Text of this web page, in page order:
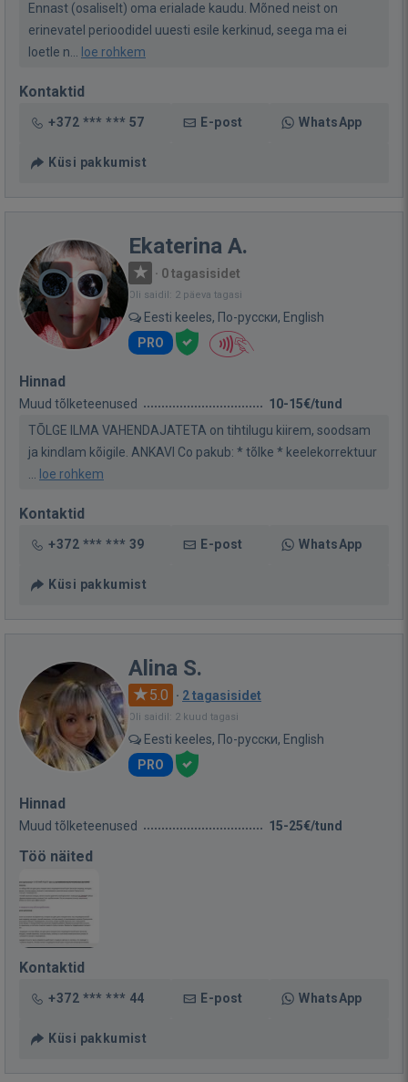
Ennast (osaliselt) oma erialade kaudu. Mõned neist on
erinevatel perioodidel uuesti esile kerkinud, seega ma ei
loetle n...
loe rohkem
Kontaktid
+372 *** *** 57 E-post WhatsApp
Küsi pakkumist
Ekaterina A.
· 0 tagasisidet
Oli saidil: 2 päeva tagasi
Eesti keeles, По-русски, English
PRO
Hinnad
Muud tõlketeenused
10-15€/tund
TÕLGE ILMA VAHENDAJATETA on tihtilugu kiirem, soodsam
ja kindlam kõigile. ANKAVI Co pakub: * tõlke * keelekorrektuur
loe rohkem
Kontaktid
+372 *** *** 39 E-post WhatsApp
Küsi pakkumist
Alina S.
5.0 · 2 tagasisidet
Oli saidil: 2 kuud tagasi
Eesti keeles, По-русски, English
PRO
Hinnad
Muud tõlketeenused 15-25€/tund
Töö näited
Kontaktid
+372 *** *** 44 E-post WhatsApp
Küsi pakkumist